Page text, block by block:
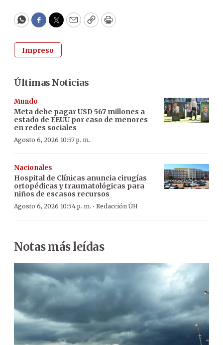
WhatsApp
Facebook
Twitter
EmailCopyPrint
Impreso
Últimas Noticias
Mundo
Meta debe pagar USD 567 millones a
estado de EEUU por caso de menores
en redes sociales
Agosto 6, 2026 10:57 p. m.
Nacionales
Hospital de Clínicas anuncia cirugías
ortopédicas y traumatológicas para
niños de escasos recursos
Agosto 6, 2026 10:54 p. m. · Redacción ÚH
Notas más leídas